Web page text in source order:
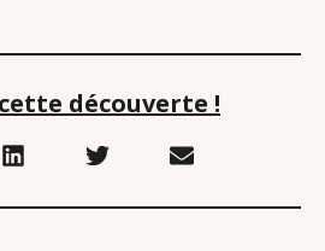
découverte !